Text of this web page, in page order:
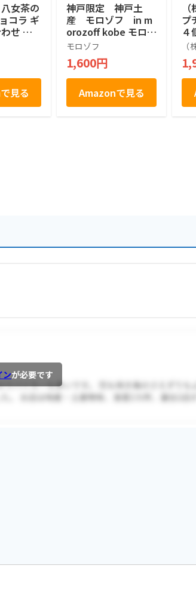
女茶の
コラ ギ
せ 個
ト 土
焼き
り
見る
神戸限定 神戸土
産 モロゾフ in m
orozoff kobe モロゾ
フのプリンクッキー
神戸 Pudding Coo
kies KOBE 焼菓子
8個
モロゾフ
1,600円
Amazonで見る
プ
４
産
（
ンが必要です